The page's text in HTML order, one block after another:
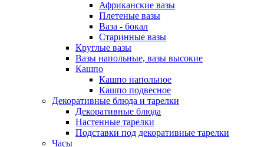
Африканские вазы
Плетеные вазы
Ваза - бокал
Старинные вазы
Круглые вазы
Вазы напольные, вазы высокие
Кашпо
Кашпо напольное
Кашпо подвесное
Декоративные блюда и тарелки
Декоративные блюда
Настенные тарелки
Подставки под декоративные тарелки
Часы